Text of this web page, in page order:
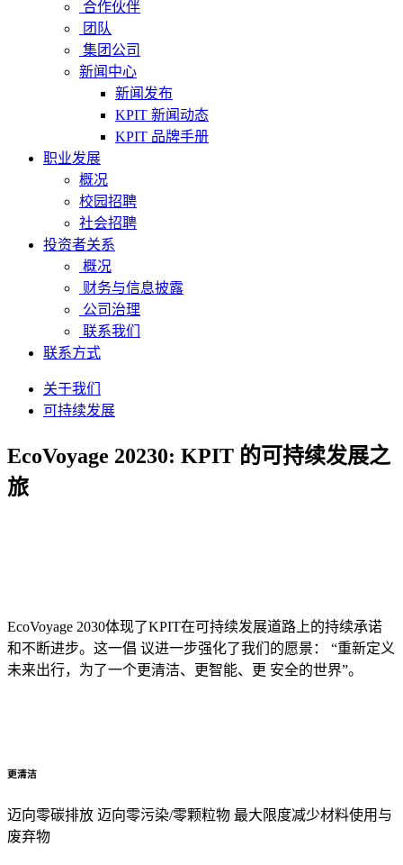
合作伙伴
团队
集团公司
新闻中心
新闻发布
KPIT 新闻动态
KPIT 品牌手册
职业发展
概况
校园招聘
社会招聘
投资者关系
概况
财务与信息披露
公司治理
联系我们
联系方式
关于我们
可持续发展
EcoVoyage 20230: KPIT 的可持续发展之
旅
EcoVoyage 2030体现了KPIT在可持续发展道路上的持续承诺
和不断进步。这一倡 议进一步强化了我们的愿景： “重新定义
未来出行，为了一个更清洁、更智能、更 安全的世界”。
更清洁
迈向零碳排放 迈向零污染/零颗粒物 最大限度减少材料使用与
废弃物